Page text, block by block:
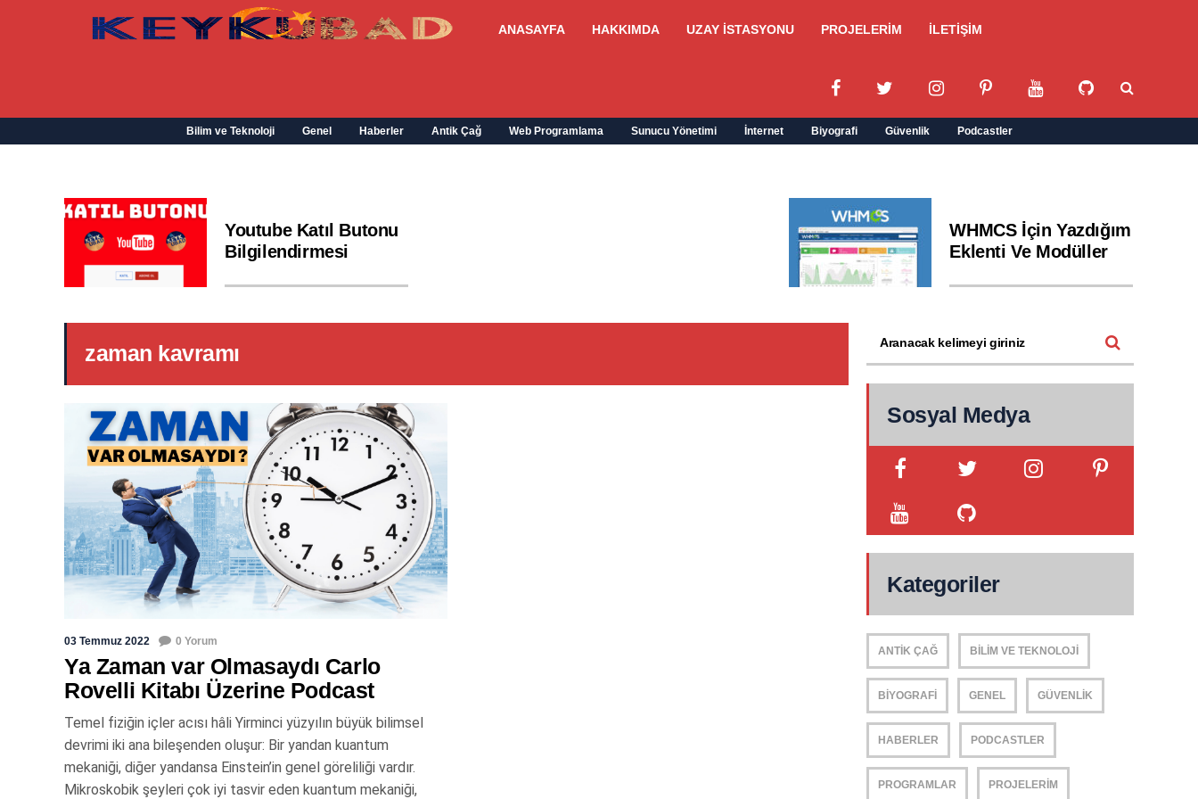
ANASAYFA HAKKIMDA UZAY İSTASYONU PROJELERİM İLETİŞİM
Bilim ve Teknoloji Genel Haberler Antik Çağ Web Programlama Sunucu Yönetimi İnternet Biyografi Güvenlik Podcastler
Youtube Katıl Butonu
Bilgilendirmesi
WHMCS İçin Yazdığım
Eklenti Ve Modüller
zaman kavramı
03 Temmuz 2022 0 Yorum
Ya Zaman var Olmasaydı Carlo
Rovelli Kitabı Üzerine Podcast
Temel fiziğin içler acısı hâli Yirminci yüzyılın büyük bilimsel
devrimi iki ana bileşenden oluşur: Bir yandan kuantum
mekaniği, diğer yandansa Einstein’in genel göreliliği vardır.
Mikroskobik şeyleri çok iyi tasvir eden kuantum mekaniği,
Sosyal Medya
Kategoriler
ANTIK ÇAĞ BILIM VE TEKNOLOJI
BIYOGRAFI GENEL GÜVENLIK
HABERLER PODCASTLER
PROGRAMLAR PROJELERIM